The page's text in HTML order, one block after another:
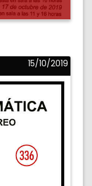
15/10/2019